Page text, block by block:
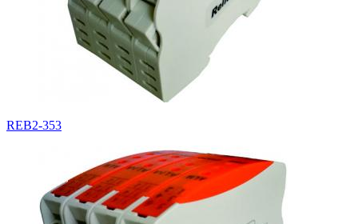
REB2-353